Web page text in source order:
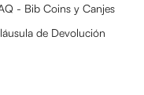
- Bib Coins y Canjes
de Devolución